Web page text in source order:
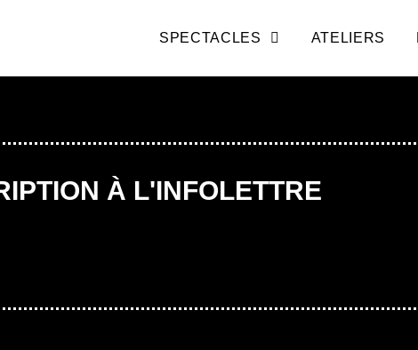
SPECTACLES ATELIERS
À L'INFOLETTRE